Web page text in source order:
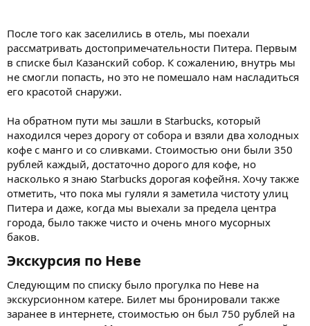
После того как заселились в отель, мы поехали
рассматривать достопримечательности Питера. Первым
в списке был Казанский собор. К сожалению, внутрь мы
не смогли попасть, но это не помешало нам насладиться
его красотой снаружи.
На обратном пути мы зашли в Starbucks, который
находился через дорогу от собора и взяли два холодных
кофе с манго и со сливками. Стоимостью они были 350
рублей каждый, достаточно дорого для кофе, но
насколько я знаю Starbucks дорогая кофейня. Хочу также
отметить, что пока мы гуляли я заметила чистоту улиц
Питера и даже, когда мы выехали за предела центра
города, было также чисто и очень много мусорных
баков.
Экскурсия по Неве​
Следующим по списку было прогулка по Неве на
экскурсионном катере. Билет мы бронировали также
заранее в интернете, стоимостью он был 750 рублей на